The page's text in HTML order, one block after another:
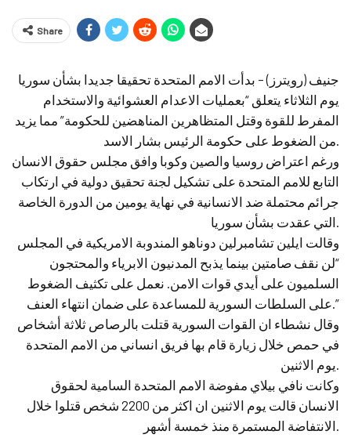
Share
جنيف (رويترز) – بدأت الامم المتحدة تحقيقا جديدا بشأن سوريا
يوم الثلاثاء يتعلق “بعمليات الاعدام العشوائية والاستخدام
المفرط للقوة وقتل المتظاهرين المناهضين للحكومة” مما يزيد
من الضغوط على حكومة الرئيس بشار الاسد.
ورغم اعتراض روسيا والصين وكوبا وافق مجلس حقوق الانسان
التابع للامم المتحدة على تشكيل لجنة تحقيق دولية في ارتكاب
جرائم محتملة ضد الانسانية في نهاية يومين من الدورة الخاصة
التي عقدت بشأن سوريا.
وقالت ايلين تشامبرلين دوناهو المندوبة الامريكية في المجلس
“لن نقف صامتين بينما يذبح المدنيون الابرياء والمحتجون
السلميون على أيدي قوات الامن. نعمل على تكثيف الضغوط
على السلطات السورية للمساعدة على ضمان انتهاء العنف.”
وقال نشطاء ان القوات السورية قتلت بالرصاص ثلاثة أشخاص
في حمص خلال زيارة قام بها فريق انساني من الامم المتحدة
يوم الاثنين.
وكانت نافي بيلاي مفوضة الامم المتحدة السامية لحقوق
الانسان قالت يوم الاثنين ان اكثر من 2200 شخص قتلوا خلال
الانتفاضة المستمرة منذ خمسة أشهر.